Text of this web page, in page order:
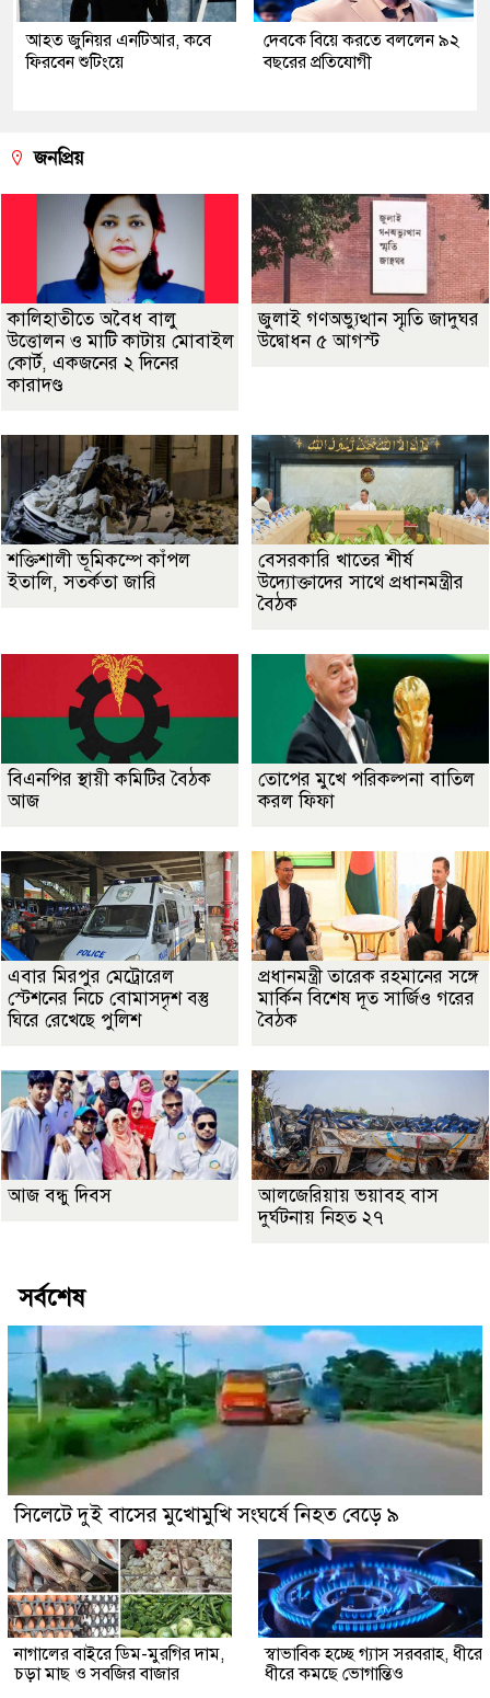
আহত জুনিয়র এনটিআর, কবে
ফিরবেন শুটিংয়ে
দেবকে বিয়ে করতে বললেন ৯২
বছরের প্রতিযোগী
জনপ্রিয়
কালিহাতীতে অবৈধ বালু
উত্তোলন ও মাটি কাটায় মোবাইল
কোর্ট, একজনের ২ দিনের
কারাদণ্ড
জুলাই গণঅভ্যুত্থান স্মৃতি জাদুঘর
উদ্বোধন ৫ আগস্ট
শক্তিশালী ভূমিকম্পে কাঁপল
ইতালি, সতর্কতা জারি
বেসরকারি খাতের শীর্ষ
উদ্যোক্তাদের সাথে প্রধানমন্ত্রীর
বৈঠক
বিএনপির স্থায়ী কমিটির বৈঠক
আজ
তোপের মুখে পরিকল্পনা বাতিল
করল ফিফা
এবার মিরপুর মেট্রোরেল
স্টেশনের নিচে বোমাসদৃশ বস্তু
ঘিরে রেখেছে পুলিশ
প্রধানমন্ত্রী তারেক রহমানের সঙ্গে
মার্কিন বিশেষ দূত সার্জিও গরের
বৈঠক
আজ বন্ধু দিবস
আলজেরিয়ায় ভয়াবহ বাস
দুর্ঘটনায় নিহত ২৭
সর্বশেষ
সিলেটে দুই বাসের মুখোমুখি সংঘর্ষে নিহত বেড়ে ৯
নাগালের বাইরে ডিম-মুরগির দাম,
চড়া মাছ ও সবজির বাজার
স্বাভাবিক হচ্ছে গ্যাস সরবরাহ, ধীরে
ধীরে কমছে ভোগান্তিও